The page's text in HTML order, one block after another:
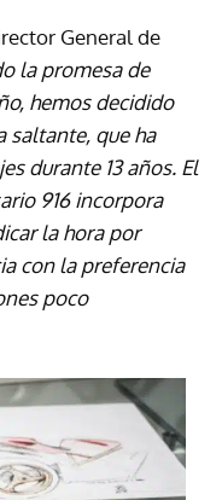
General de
la promesa de
hemos decidido
saltante, que ha
durante 13 años. El
916 incorpora
la hora por
con la preferencia
poco